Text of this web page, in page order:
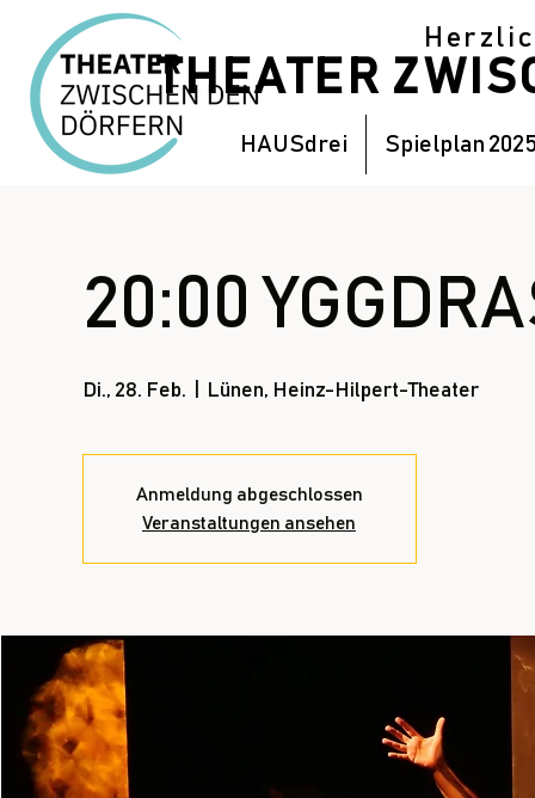
THEATER
HAUSdrei Spielplan
20:00
Di., 28. Feb. Lünen, Heinz-Hilpert-Theater
Anmeldung abgeschlossen
Veranstaltungen ansehen